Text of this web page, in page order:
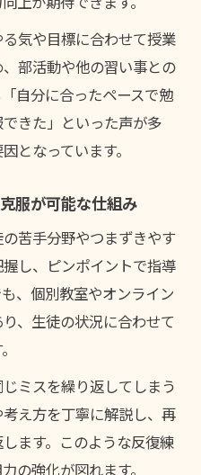
気や目標に合わせて授業
部活動や他の習い事との
自分に合ったペースで勉
きた」といった声が多
となっています。
服が可能な仕組み
苦手分野やつまずきやす
し、ピンポイントで指導
、個別教室やオンライン
、生徒の状況に合わせて
ミスを繰り返してしまう
え方を丁寧に解説し、再
ます。このような反復練
の強化が図れます。